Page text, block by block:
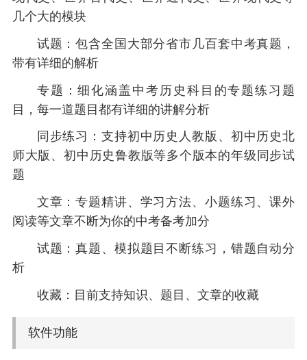
几个大的模块
试题：包含全国大部分省市几百套中考真题，
带有详细的解析
专题：细化涵盖中考历史科目的专题练习题
目，每一道题目都有详细的讲解分析
同步练习：支持初中历史人教版、初中历史北
师大版、初中历史鲁教版等多个版本的年级同步试
题
文章：专题精讲、学习方法、小题练习、课外
阅读等文章不断为你的中考备考加分
试题：真题、模拟题目不断练习，错题自动分
析
收藏：目前支持知识、题目、文章的收藏
软件功能